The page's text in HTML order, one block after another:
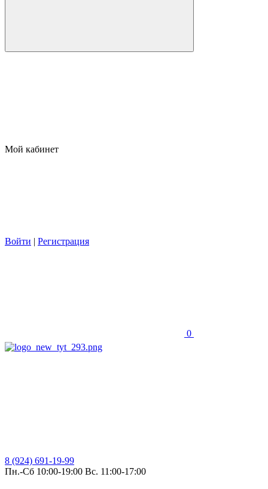
Мой кабинет
Войти | Регистрация
0
8 (924) 691-19-99
Пн.-Сб 10:00-19:00 Вс. 11:00-17:00